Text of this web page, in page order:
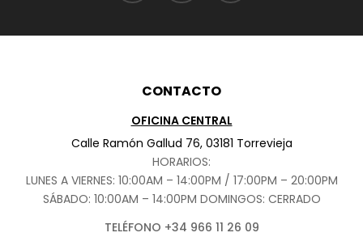
CONTACTO
OFICINA CENTRAL
Calle Ramón Gallud 76, 03181 Torrevieja
HORARIOS:
LUNES A VIERNES: 10:00AM – 14:00PM / 17:00PM – 20:00PM
SÁBADO: 10:00AM – 14:00PM DOMINGOS: CERRADO
TELÉFONO +34 966 11 26 09